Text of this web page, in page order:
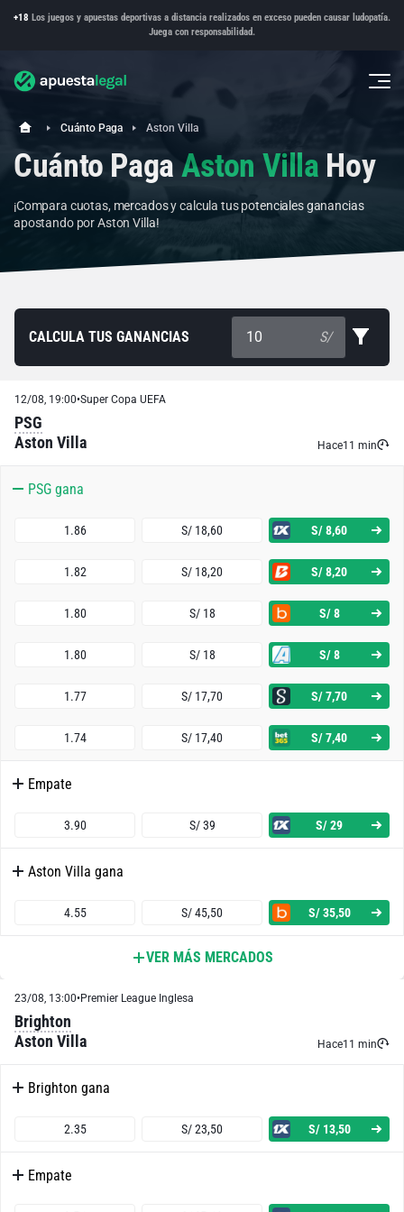
+18 Los juegos y apuestas deportivas a distancia realizados en exceso pueden causar ludopatía.
Juega con responsabilidad.
Cuánto Paga Aston Villa
Cuánto Paga Aston Villa Hoy
¡Compara cuotas, mercados y calcula tus potenciales ganancias
apostando por Aston Villa!
CALCULA TUS GANANCIAS S/
Hace11 min
12/08, 19:00•Super Copa UEFA
PSG
Aston Villa
PSG gana
1.86 S/ 18,60 S/ 8,60
1.82 S/ 18,20 S/ 8,20
1.80 S/ 18 S/ 8
1.80 S/ 18 S/ 8
1.77 S/ 17,70 S/ 7,70
1.74 S/ 17,40 S/ 7,40
Empate
3.90 S/ 39 S/ 29
Aston Villa gana
4.55 S/ 45,50 S/ 35,50
Ambos Equipos Anotan - Sí
1.80 S/ 18
Ambos Equipos Anotan - No
1.98
PSG o Empate
1.24
VER MÁS MERCADOS
Hace11 min
23/08, 13:00•Premier League Inglesa
Brighton
Aston Villa
Brighton gana
2.35 S/ 23,50 S/ 13,50
Empate